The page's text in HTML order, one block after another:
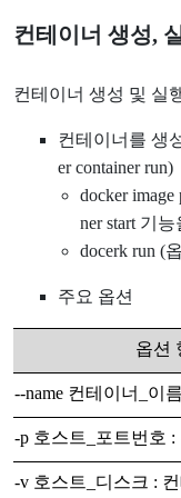
컨테이너 생성,
컨테이너 생성 및 실
컨테이너를 생
er container run)
docker image
ner start 기
docerk run (
주요 옵션
옵션
--name 컨테이너_이름
-p 호스트_포트번호
-v 호스트_디스크 :